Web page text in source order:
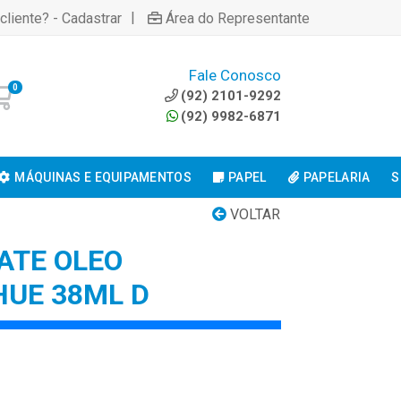
- Cadastrar | Área do Representante
0
Fale Conosco
(92) 2101-9292
(92) 9982-6871
MÁQUINAS E EQUIPAMENTOS PAPEL PAPELARIA
VOLTAR
OLEO
38ML D